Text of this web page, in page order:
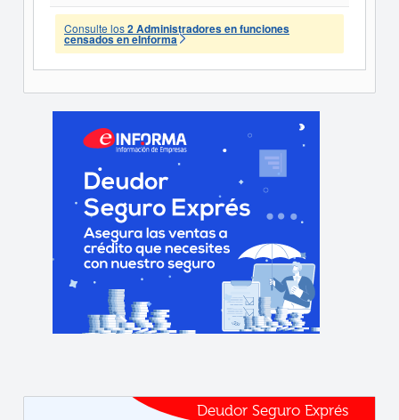
Consulte los2 Administradores en funciones
censados en eInforma
Deudor Seguro Exprés